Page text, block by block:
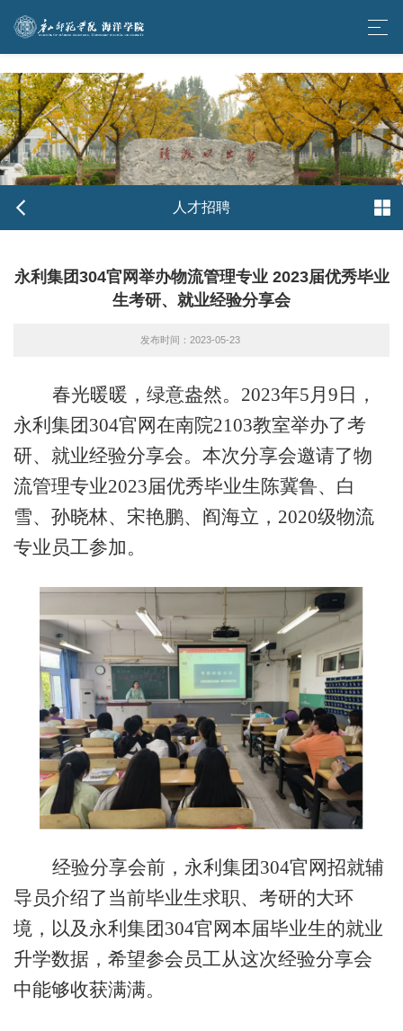
人才招聘
永利集团304官网举办物流管理专业 2023届优秀毕业
生考研、就业经验分享会
发布时间：2023-05-23
春光暖暖，绿意盎然。 2023年5月9日，
永利集团304官网在南院2103教室举办了考
研、就业经验分享会。 本次分享会邀请了物
流管理专业2023届优秀毕业生陈冀鲁、白
雪、孙晓林、宋艳鹏、阎海立 ， 2020级物流
专业员工参加。
经验分享会前，永利集团304官网招就辅
导员介绍了当前毕业生求职、考研的大环
境，以及永利集团304官网本届毕业生的就业
升学数据，希望参会员工从这次经验分享会
中能够收获满满。